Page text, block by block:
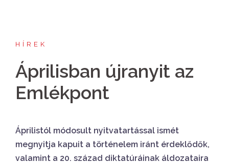
HÍREK
Áprilisban újranyit az
Emlékpont
Áprilistól módosult nyitvatartással ismét
megnyitja kapuit a történelem iránt érdeklődők,
valamint a 20. század diktatúráinak áldozataira